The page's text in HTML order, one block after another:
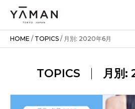
HOME / TOPICS / 月別: 2020年6月
TOPICS 月別: